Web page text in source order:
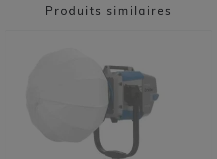
Produits similaires